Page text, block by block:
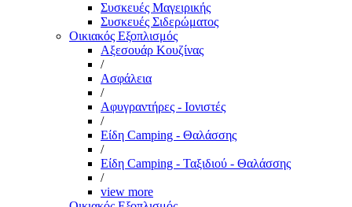
Συσκευές Μαγειρικής
Συσκευές Σιδερώματος
Οικιακός Εξοπλισμός
Αξεσουάρ Κουζίνας
/
Ασφάλεια
/
Αφυγραντήρες - Ιονιστές
/
Είδη Camping - Θαλάσσης
/
Είδη Camping - Ταξιδιού - Θαλάσσης
/
view more